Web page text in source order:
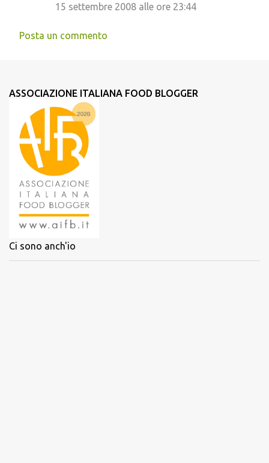
15 settembre 2008 alle ore 23:44
Posta un commento
ASSOCIAZIONE ITALIANA FOOD BLOGGER
Ci sono anch'io